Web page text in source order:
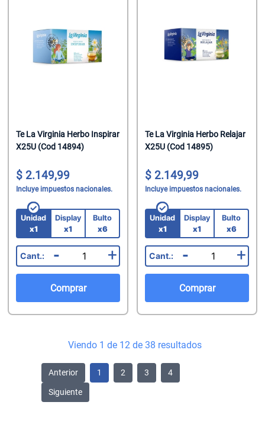
Te La Virginia Herbo Inspirar
X25U (Cod 14894)
2.149,99
Incluye impuestos nacionales.
Unidad
x1
Display
x1
Bulto
x6
- +
Comprar
Te La Virginia Herbo Relajar
X25U (Cod 14895)
2.149,99
Incluye impuestos nacionales.
Unidad
x1
Display
x1
Bulto
x6
- +
Comprar
Viendo 1 de 12 de 38 resultados
Anterior 1 2 3 4
Siguiente